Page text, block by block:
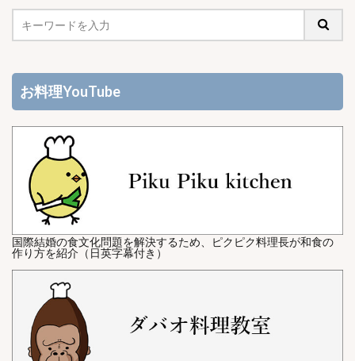
お料理YouTube
国際結婚の食文化問題を解決するため、ピクピク料理長が和食の
作り方を紹介（日英字幕付き）